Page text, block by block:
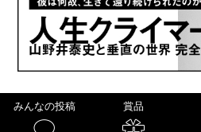
みんなの投稿 賞品